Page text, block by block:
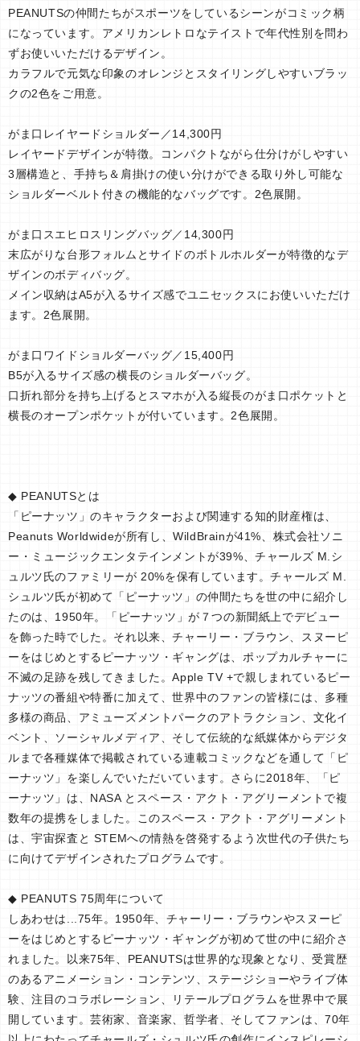
PEANUTSの仲間たちがスポーツをしているシーンがコミック柄
になっています。アメリカンレトロなテイストで年代性別を問わ
ずお使いいただけるデザイン。
カラフルで元気な印象のオレンジとスタイリングしやすいブラッ
クの2色をご用意。
がま口レイヤードショルダー／14,300円
レイヤードデザインが特徴。コンパクトながら仕分けがしやすい
3層構造と、手持ち＆肩掛けの使い分けができる取り外し可能な
ショルダーベルト付きの機能的なバッグです。2色展開。
がま口スエヒロスリングバッグ／14,300円
末広がりな台形フォルムとサイドのボトルホルダーが特徴的なデ
ザインのボディバッグ。
メイン収納はA5が入るサイズ感でユニセックスにお使いいただけ
ます。2色展開。
がま口ワイドショルダーバッグ／15,400円
B5が入るサイズ感の横長のショルダーバッグ。
口折れ部分を持ち上げるとスマホが入る縦長のがま口ポケットと
横長のオープンポケットが付いています。2色展開。
◆ PEANUTSとは
「ピーナッツ」のキャラクターおよび関連する知的財産権は、
Peanuts Worldwideが所有し、WildBrainが41%、株式会社ソニ
ー・ミュージックエンタテインメントが39%、チャールズ M.シ
ュルツ氏のファミリーが 20%を保有しています。チャールズ M.
シュルツ氏が初めて「ピーナッツ」の仲間たちを世の中に紹介し
たのは、1950年。「ピーナッツ」が７つの新聞紙上でデビュー
を飾った時でした。それ以来、チャーリー・ブラウン、スヌーピ
ーをはじめとするピーナッツ・ギャングは、ポップカルチャーに
不滅の足跡を残してきました。Apple TV +で親しまれているピー
ナッツの番組や特番に加えて、世界中のファンの皆様には、多種
多様の商品、アミューズメントパークのアトラクション、文化イ
ベント、ソーシャルメディア、そして伝統的な紙媒体からデジタ
ルまで各種媒体で掲載されている連載コミックなどを通して「ピ
ーナッツ」を楽しんでいただいています。さらに2018年、「ピ
ーナッツ」は、NASA とスペース・アクト・アグリーメントで複
数年の提携をしました。このスペース・アクト・アグリーメント
は、宇宙探査と STEMへの情熱を啓発するよう次世代の子供たち
に向けてデザインされたプログラムです。
◆ PEANUTS 75周年について
しあわせは...75年。1950年、チャーリー・ブラウンやスヌーピ
ーをはじめとするピーナッツ・ギャングが初めて世の中に紹介さ
れました。以来75年、PEANUTSは世界的な現象となり、受賞歴
のあるアニメーション・コンテンツ、ステージショーやライブ体
験、注目のコラボレーション、リテールプログラムを世界中で展
開しています。芸術家、音楽家、哲学者、そしてファンは、70年